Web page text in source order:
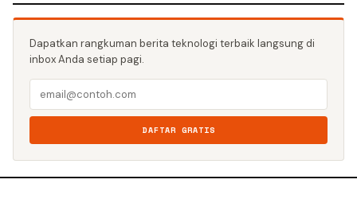
Dapatkan rangkuman berita teknologi terbaik langsung di
inbox Anda setiap pagi.
DAFTAR GRATIS